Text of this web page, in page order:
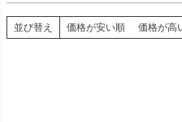
並び替え 価格が安い順 価格が高